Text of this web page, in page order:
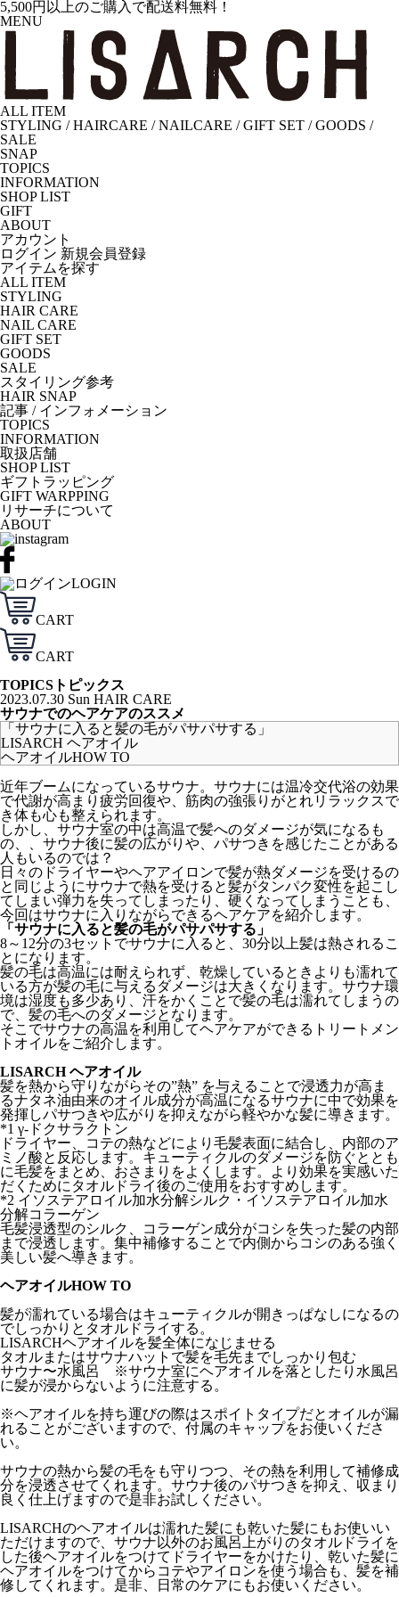
5,500円以上のご購入で配送料無料！
MENU
ALL ITEM
STYLING /HAIRCARE /NAILCARE /GIFT SET /GOODS /
SALE
SNAP
TOPICS
INFORMATION
SHOP LIST
GIFT
ABOUT
アカウント
ログイン 新規会員登録
アイテムを探す
ALL ITEM
STYLING
HAIR CARE
NAIL CARE
GIFT SET
GOODS
SALE
スタイリング参考
HAIR SNAP
記事 / インフォメーション
TOPICS
INFORMATION
取扱店舗
SHOP LIST
ギフトラッピング
GIFT WARPPING
リサーチについて
ABOUT
LOGIN
CART
CART
TOPICS トピックス
2023.07.30 Sun HAIR CARE
サウナでのヘアケアのススメ
「サウナに入ると髪の毛がパサパサする」
LISARCH ヘアオイル
ヘアオイルHOW TO
近年ブームになっているサウナ。サウナには温冷交代浴の効果
で代謝が高まり疲労回復や、筋肉の強張りがとれリラックスで
き体も心も整えられます。
しかし、サウナ室の中は高温で髪へのダメージが気になるも
の、、サウナ後に髪の広がりや、パサつきを感じたことがある
人もいるのでは？
日々のドライヤーやヘアアイロンで髪が熱ダメージを受けるの
と同じようにサウナで熱を受けると髪がタンパク変性を起こし
てしまい弾力を失ってしまったり、硬くなってしまうことも、
今回はサウナに入りながらできるヘアケアを紹介します。
「サウナに入ると髪の毛がパサパサする」
8～ 12分の3セットでサウナに入ると、 30分以上髪は熱されるこ
とになります。
髪の毛は高温には耐えられず、乾燥しているときよりも濡れて
いる方が髪の毛に与えるダメージは大きくなります。サウナ環
境は湿度も多少あり、汗をかくことで髪の毛は濡れてしまうの
で、髪の毛へのダメージとなります。
そこでサウナの高温を利用してヘアケアができるトリートメン
トオイルをご紹介します。
LISARCH ヘアオイル
髪を熱から守りながらその”熱” を与えることで浸透力が高ま
るナタネ油由来のオイル成分が高温になるサウナに中で効果を
発揮しパサつきや広がりを抑えながら軽やかな髪に導きます。
*1 γ-ドクサラクトン
ドライヤー、コテの熱などにより毛髪表面に結合し、内部のア
ミノ酸と反応します。キューティクルのダメージを防ぐととも
に毛髪をまとめ、おさまりをよくします。より効果を実感いた
だくためにタオルドライ後のご使用をおすすめします。
*2 イソステアロイル加水分解シルク・イソステアロイル加水
分解コラーゲン
毛髪浸透型のシルク、コラーゲン成分がコシを失った髪の内部
まで浸透します。集中補修することで内側からコシのある強く
美しい髪へ導きます。
ヘアオイルHOW TO
髪が濡れている場合はキューティクルが開きっぱなしになるの
でしっかりとタオルドライする。
LISARCHヘアオイルを髪全体になじませる
タオルまたはサウナハットで髪を毛先までしっかり包む
サウナ〜水風呂 ※サウナ室にヘアオイルを落としたり水風呂
に髪が浸からないように注意する。
※ヘアオイルを持ち運びの際はスポイトタイプだとオイルが漏
れることがございますので、付属のキャップをお使いくださ
い。
サウナの熱から髪の毛をも守りつつ、その熱を利用して補修成
分を浸透させてくれます。サウナ後のパサつきを抑え、収まり
良く仕上げますので是非お試しください。
LISARCHのヘアオイルは濡れた髪にも乾いた髪にもお使いい
ただけますので、サウナ以外のお風呂上がりのタオルドライを
した後ヘアオイルをつけてドライヤーをかけたり、乾いた髪に
ヘアオイルをつけてからコテやアイロンを使う場合も、髪を補
修してくれます。是非、日常のケアにもお使いください。